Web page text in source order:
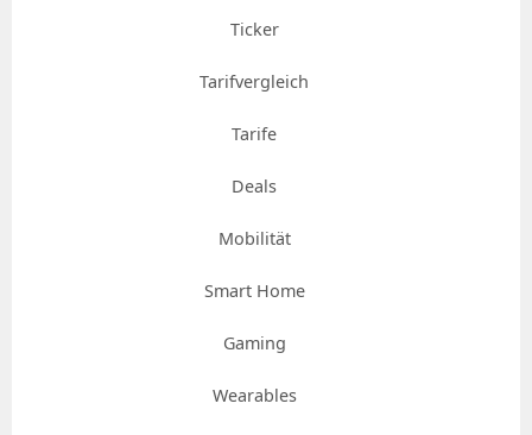
Ticker
Tarifvergleich
Tarife
Deals
Mobilität
Smart Home
Gaming
Wearables